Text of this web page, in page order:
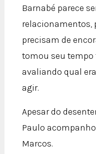
Barnabé parece
relacionamentos,
precisam de
tomou seu tempo
avaliando qual
agir.
Apesar do
Paulo
Marcos.